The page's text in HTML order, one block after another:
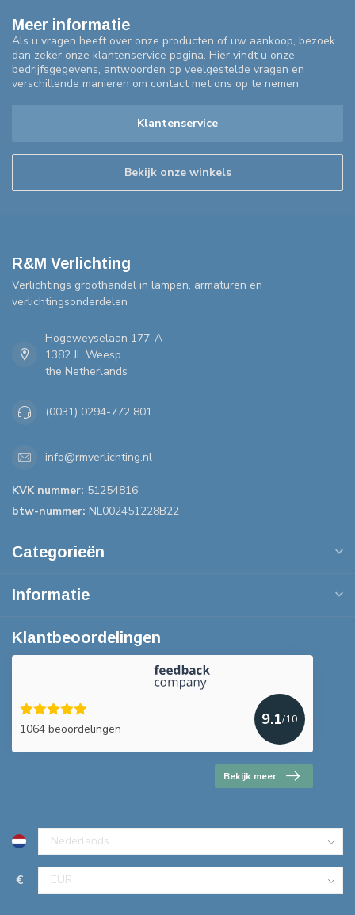
Meer informatie
Als u vragen heeft over onze producten of uw aankoop, bezoek
dan zeker onze klantenservice pagina. Hier vindt u onze
bedrijfsgegevens, antwoorden op veelgestelde vragen en
verschillende manieren om contact met ons op te nemen.
Klantenservice
Bekijk onze winkels
R&M Verlichting
Verlichtings groothandel in lampen, armaturen en
verlichtingsonderdelen
Hogeweyselaan 177-A
1382 JL Weesp
the Netherlands
(0031) 0294-772 801
info@rmverlichting.nl
KVK nummer: 51254816
btw-nummer: NL002451228B22
Categorieën
Informatie
Klantbeoordelingen
1064 beoordelingen
9.1/10
Bekijk meer
€